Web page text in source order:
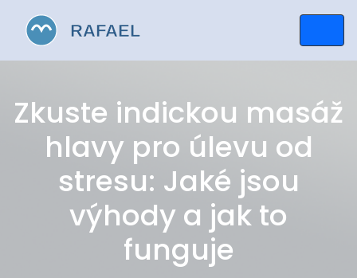
Zkuste indickou masáž
hlavy pro úlevu od
stresu: Jaké jsou
výhody a jak to
funguje